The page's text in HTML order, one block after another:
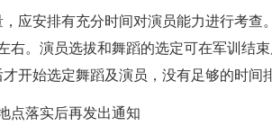
应安排有充分时间对演员能力进行考查
右。演员选拔和舞蹈的选定可在军训结
开始选定舞蹈及演员，没有足够的时间
点落实后再发出通知